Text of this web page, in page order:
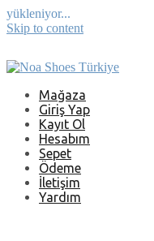
yükleniyor...
Skip to content
Mağaza
Giriş Yap
Kayıt Ol
Hesabım
Sepet
Ödeme
İletişim
Yardım